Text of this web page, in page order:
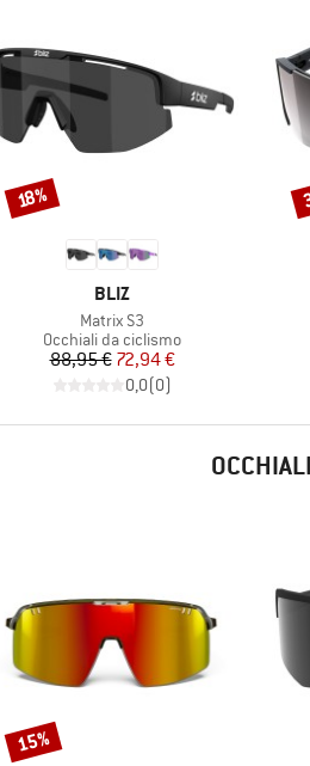
MARCHIO
BLIZ
Articolo
Matrix S3
Gruppo di prodotti
Occhiali da ciclismo
Prezzo
88,95 €Prezzo ridotto
72,94 €
0,0(0)
Sconto
18%
Sconto
15%